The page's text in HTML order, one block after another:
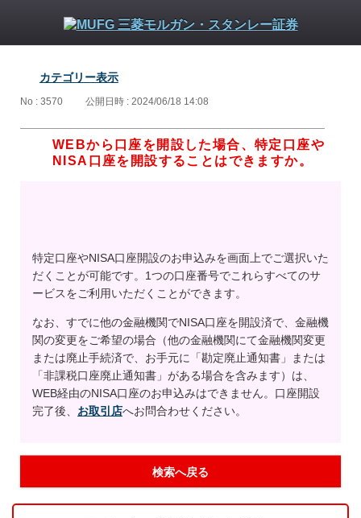
カテゴリー表示
No : 3570 公開日時 : 2024/06/18 14:08
WEBから口座を開設した場合、特定口座や
NISA口座を開設することはできますか。
特定口座やNISA口座開設のお申込みを画面上でご選択いた
だくことが可能です。1つの口座番号でこれらすべてのサ
ービスをご利用いただくことができます。
なお、すでに他の金融機関でNISA口座を開設済で、金融機
関の変更をご希望の場合（他の金融機関にて金融機関変更
または廃止手続済で、お手元に「勘定廃止通知書」または
「非課税口座廃止通知書」がある場合を含みます）は、
WEB経由のNISA口座のお申込みはできません。口座開設
完了後、 お取引店へお問合わせください。
検索へ戻る